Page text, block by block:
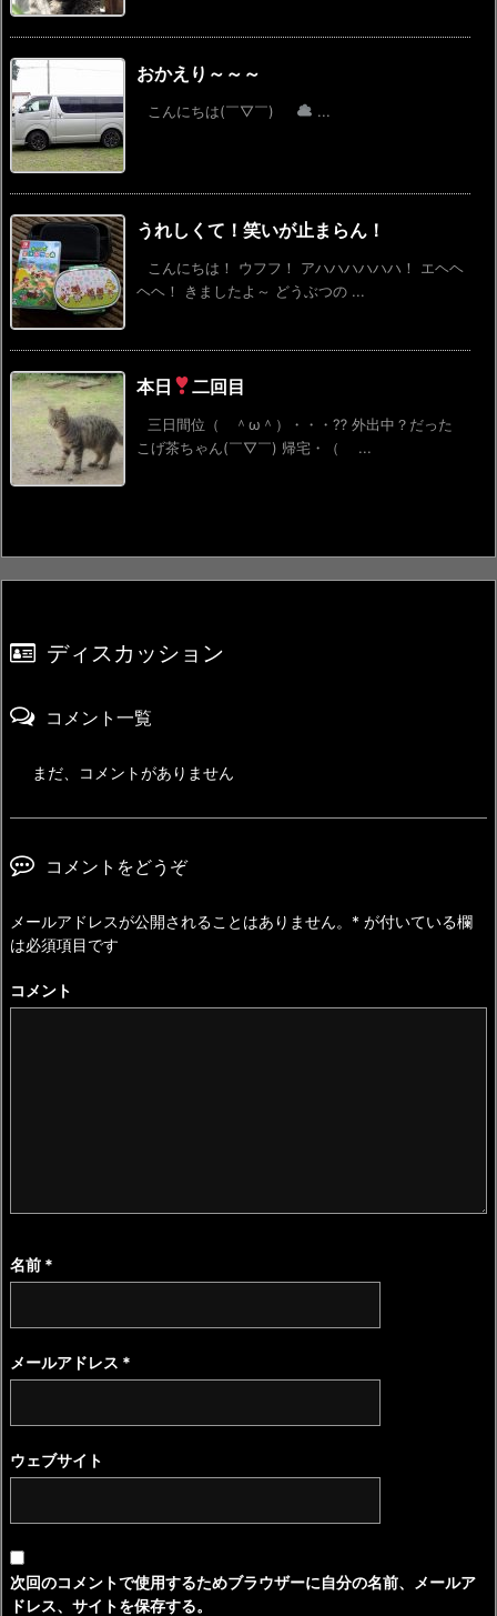
おかえり～～～
こんにちは(￣▽￣) ...
うれしくて！笑いが止まらん！
こんにちは！ ウフフ！ アハハハハハハ！ エヘヘ
ヘヘ！ きましたよ～ どうぶつの ...
本日 二回目
三日間位（ ＾ω＾）・・・⁇ 外出中？だった
こげ茶ちゃん(￣▽￣) 帰宅・（ ...
ディスカッション
コメント一覧
まだ、コメントがありません
コメントをどうぞ
メールアドレスが公開されることはありません。 * が付いている欄
は必須項目です
コメント
名前 *
メールアドレス *
ウェブサイト
次回のコメントで使用するためブラウザーに自分の名前、メールア
ドレス、サイトを保存する。